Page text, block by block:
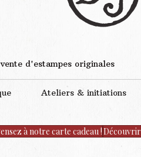
d'estampes originales
Ateliers & initiations
à notre carte cadeau !Découvrir